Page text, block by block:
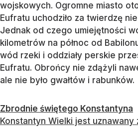
wojskowych. Ogromne miasto
Eufratu uchodziło za twierdzę
Jednak od czego umiejętności
kilometrów na północ od
wód rzeki i oddziały perskie
Eufratu. Obrońcy nie zdążyli
ale nie było gwałtów i rabunków.
Zbrodnie świętego Konstantyna
Konstantyn Wielki jest uznawany